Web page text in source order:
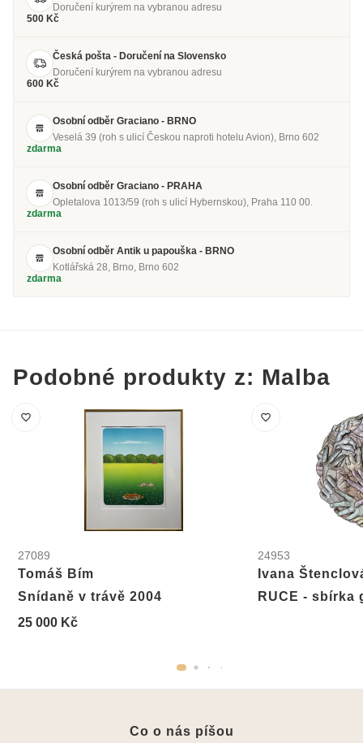
Doručení kurýrem na vybranou adresu
500 Kč
Česká pošta - Doručení na Slovensko
Doručení kurýrem na vybranou adresu
600 Kč
Osobní odběr Graciano - BRNO
Veselá 39 (roh s ulicí Českou naproti hotelu Avion), Brno 602
zdarma
Osobní odběr Graciano - PRAHA
Opletalova 1013/59 (roh s ulicí Hybernskou), Praha 110 00.
zdarma
Osobní odběr Antik u papouška - BRNO
Kotlářská 28, Brno, Brno 602
zdarma
Podobné produkty z: Malba
27089
Tomáš Bím
Snídaně v trávě 2004
25 000 Kč
24953
Ivana
RUCE - sbírka
Co o nás píšou